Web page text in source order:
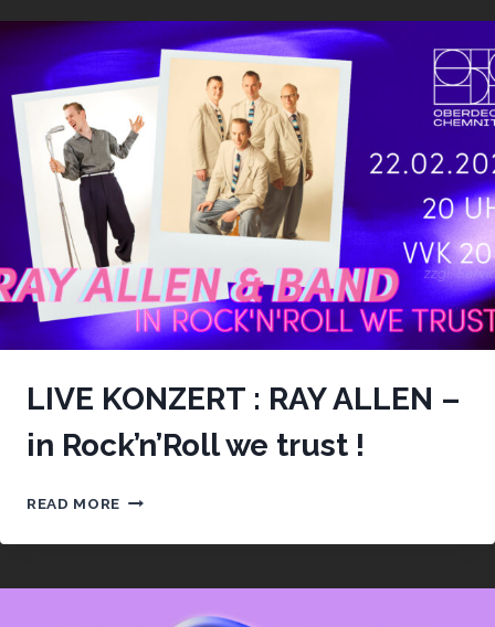
LIVE KONZERT : RAY ALLEN –
in Rock’n’Roll we trust !
READ MORE LIVE
:
ALLEN